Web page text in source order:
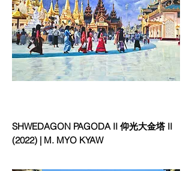
SHWEDAGON PAGODA II 仰光大金塔 II
(2022) | M. MYO KYAW